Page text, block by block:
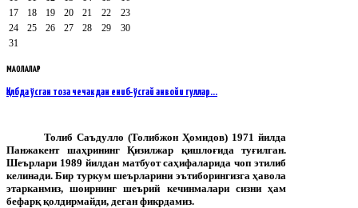
17
18 19 20 21 22
23
24
25 26 27 28 29
30
31
МАҚОЛАЛАР
Қалбда ўсган тоза чечакдан eниб-ўсгай анвойи гуллар...
Толиб Саъдулло (Толибжон Ҳомидов) 1971 йилда
Панжакент шаҳрининг Қизилжар қишлоғида туғилган.
Шеърлари 1989 йилдан матбуот саҳифаларида чоп этилиб
келинади. Бир туркум шеърларини эътиборингизга ҳавола
этарканмиз, шоирнинг шеърий кечинмалари сизни ҳам
бефарқ қолдирмайди, деган фикрдамиз.